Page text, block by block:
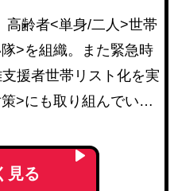
高齢者<単身/二人>世帯
>を組織。また緊急時
援者世帯リスト化を実
>にも取り組んでい
見る